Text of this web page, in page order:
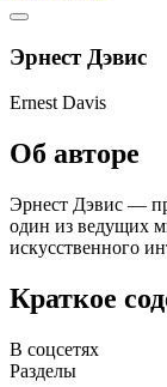
Эрнест Дэвис
Ernest Davis
Об авторе
Эрнест Дэвис —
один из ведущих
искусственного
Краткое
В соцсетях
Разделы